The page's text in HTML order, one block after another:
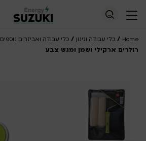
Home
/ כלי עבודה וגינון / כלי עבודה ואביזרים נוספים
רולרים ארקילי ושמן ומגש צבע